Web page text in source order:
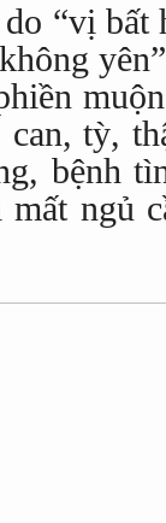
“vị bất
tỳ,
bệnh
ngủ